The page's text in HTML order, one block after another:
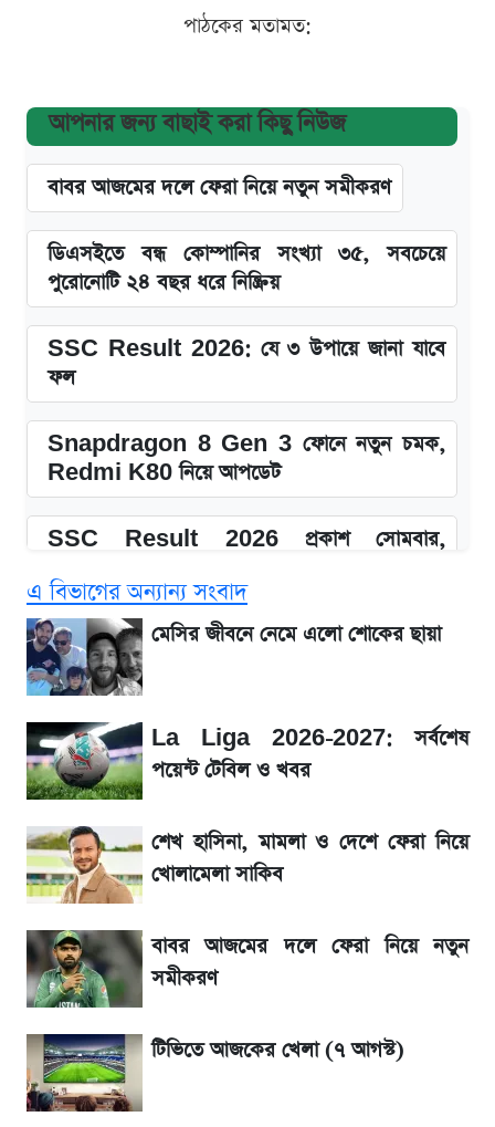
পাঠকের মতামত:
আপনার জন্য বাছাই করা কিছু নিউজ
বাবর আজমের দলে ফেরা নিয়ে নতুন সমীকরণ
ডিএসইতে বন্ধ কোম্পানির সংখ্যা ৩৫, সবচেয়ে
পুরোনোটি ২৪ বছর ধরে নিষ্ক্রিয়
SSC Result 2026: যে ৩ উপায়ে জানা যাবে
ফল
Snapdragon 8 Gen 3 ফোনে নতুন চমক,
Redmi K80 নিয়ে আপডেট
SSC Result 2026 প্রকাশ সোমবার,
১৮০ দিনের মূল্যায়ন শেষে মন্ত্রিসভায় পরিবর্তন
আগে দেখে নিন, আজকের সোনার নতুন দাম
SSc Result 2026 তারিখ চূড়ান্ত, স্কুলে ভর্তি
নিয়ে নতুন নিয়ম
মেসির জীবনে নেমে এলো শোকের ছায়া
La Liga 2026-2027: সর্বশেষ পয়েন্ট টেবিল ও
খবর
সরকারি চাকরিজীবীদের জন্য বড় সুখবর!
এ বিভাগের অন্যান্য সংবাদ
মেসির জীবনে নেমে এলো শোকের ছায়া
La Liga 2026-2027: সর্বশেষ
পয়েন্ট টেবিল ও খবর
শেখ হাসিনা, মামলা ও দেশে ফেরা নিয়ে
খোলামেলা সাকিব
বাবর আজমের দলে ফেরা নিয়ে নতুন
সমীকরণ
টিভিতে আজকের খেলা (৭ আগস্ট)